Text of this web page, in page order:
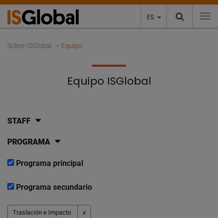
ES
Sobre ISGlobal Equipo
Equipo ISGlobal
STAFF
PROGRAMA
Programa principal
Programa secundario
Traslación e Impacto x